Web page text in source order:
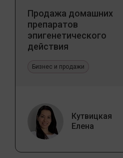
Продажа домашних
препаратов
эпигенетического
действия
Бизнес и продажи
Кутвицкая
Елена